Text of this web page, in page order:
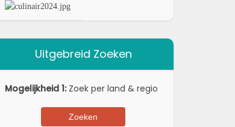
Uitgebreid Zoeken
Mogelijkheid 1:Zoek per land & regio